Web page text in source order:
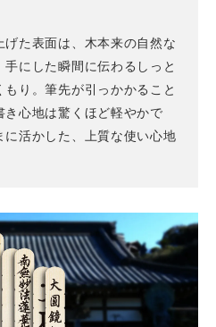
た表面は、木本来の自然な
にした瞬間に伝わるしっと
り。筆先が引っかかること
き心地は驚くほど軽やかで
活かした、上質な使い心地